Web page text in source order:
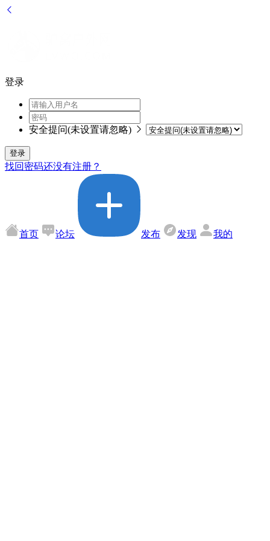
登录
安全提问(未设置请忽略)
登录
找回密码还没有注册？
首页 论坛 发布 发现 我的